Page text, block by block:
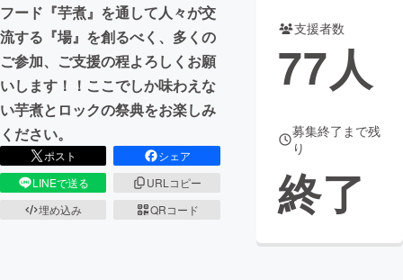
フード『芋煮』を通して人々が交
流する『場』を創るべく、多くの
ご参加、ご支援の程よろしくお願
いします！！ここでしか味わえな
い芋煮とロックの祭典をお楽しみ
ください。
ポスト
シェア
LINEで送る
URLコピー
埋め込み
QRコード
支援者数
77人
募集終了まで残
り
終了